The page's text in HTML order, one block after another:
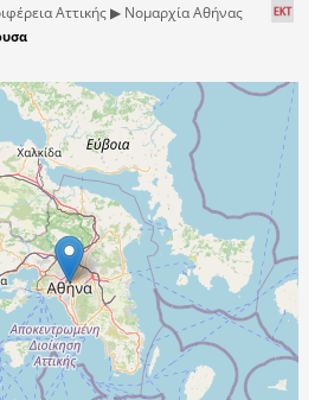
Αττικής ▶ Νομαρχία Αθήνας